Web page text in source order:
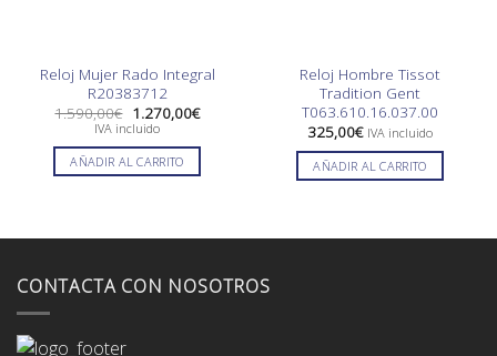
Reloj Mujer Rado Integral
R20383712
1.590,00€ El
precio
era:
1.590,00€.
1.270,00€El
es:
1.270,00€.
IVA incluido
AÑADIR AL CARRITO
Reloj Hombre Tissot
Tradition Gent
T063.610.16.037.00
325,00€ IVA incluido
AÑADIR AL CARRITO
CONTACTA CON NOSOTROS